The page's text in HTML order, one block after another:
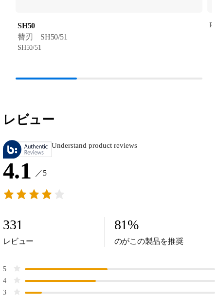
SH50
替刃 SH50/51
SH50/51
レビュー
Understand product reviews
4.1 ／5
331
レビュー
81%
のがこの製品を推奨
5
4
3